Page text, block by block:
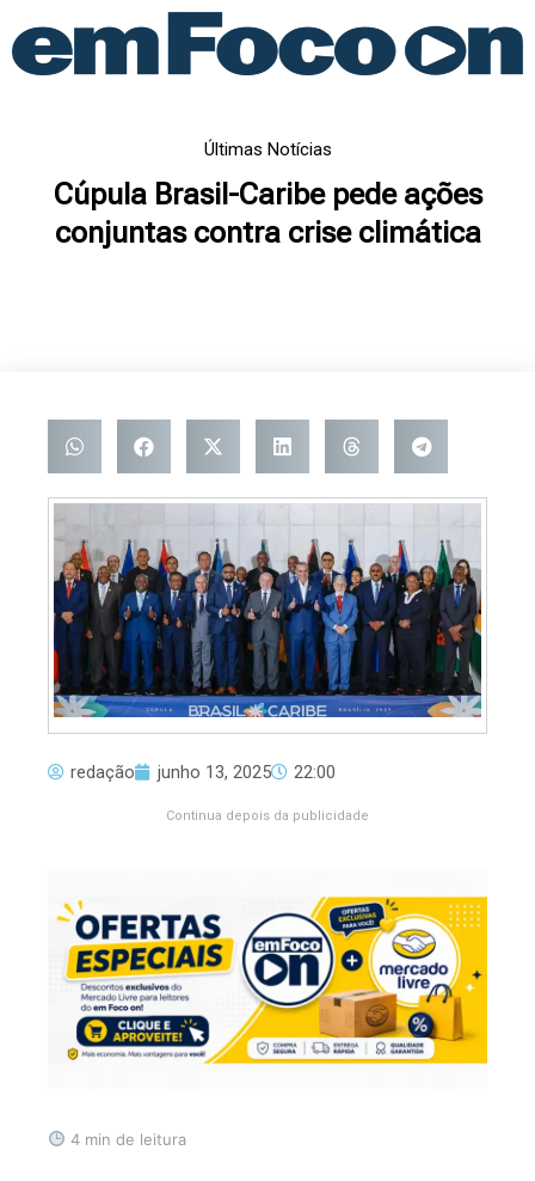
para
Últimas Notícias
Cúpula Brasil-Caribe pede ações
conjuntas contra crise climática
redação junho 13, 2025 22:00
Continua depois da publicidade
4 min de leitura